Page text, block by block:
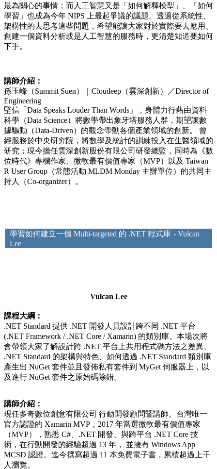
最為關心的事情；而人工智慧又是「如何解釋模型」、「如何
學習」也成為今年 NIPS 上最起爭議的議題。透過從系統性、
架構性的去思考這些問題，希望能讓大家對於實際要去應用、
創建一個資料分析或是人工智慧的服務時，更清楚知道要如何
下手。
講師介紹：
孫玉峰（Summit Suen）｜Cloudeep（雲深創新）／Director of
Engineering
堅信「Data Speaks Louder Than Words」，身體力行藉由資料
科學（Data Science）將數學帶出象牙塔服務人群，期望讓數
據驅動（Data-Driven）的觀念帶動各個產業領域的創新。 曾
經服務於中央研究院，將數學及統計的訓練投入在生醫領域的
研究；現今擔任雲深創新股份有限公司研發總監，同時為《數
位時代》專欄作家、微軟最有價值專家（MVP）以及 Taiwan
R User Group（常態活動 MLDM Monday 主辦單位）的共同主
持人（Co-organizer）。
學習如何建立一個 Multi-targeted 的 .NET 程式庫 -Vulcan
Lee
Vulcan Lee
課程大綱：
.NET Standard 提供 .NET 開發人員設計跨不同 .NET 平台
(.NET Framework / .NET Core / Xamarin) 的類別庫。本場次將
會帶領大家了解設計跨 .NET 平台上共用程式碼方法之差異、
.NET Standard 的架構與特色、如何透過 .NET Standard 類別庫
產生出 NuGet 套件並且發佈私有套件到 MyGet 伺服器上，以
及進行 NuGet 套件之原始碼除錯。
講師介紹：
現任多奇數位創意有限公司 行動開發顧問暨講師。台灣唯一
官方認證的 Xamarin MVP，2017 年當選微軟最有價值專家
（MVP），熟悉 C#、.NET 開發、與跨平台 .NET Core 技
術，在行動開發的經驗超過 13 年， 並擁有 Windows App
MCSD 認證。迄今撰寫超過 11 本免費電子書，累積超過上千
人瀏覽。